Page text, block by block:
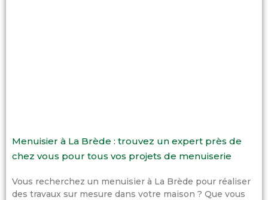
Menuisier à La Brède : trouvez un expert près de
chez vous pour tous vos projets de menuiserie
Vous recherchez un menuisier à La Brède pour réaliser
des travaux sur mesure dans votre maison ? Que vous